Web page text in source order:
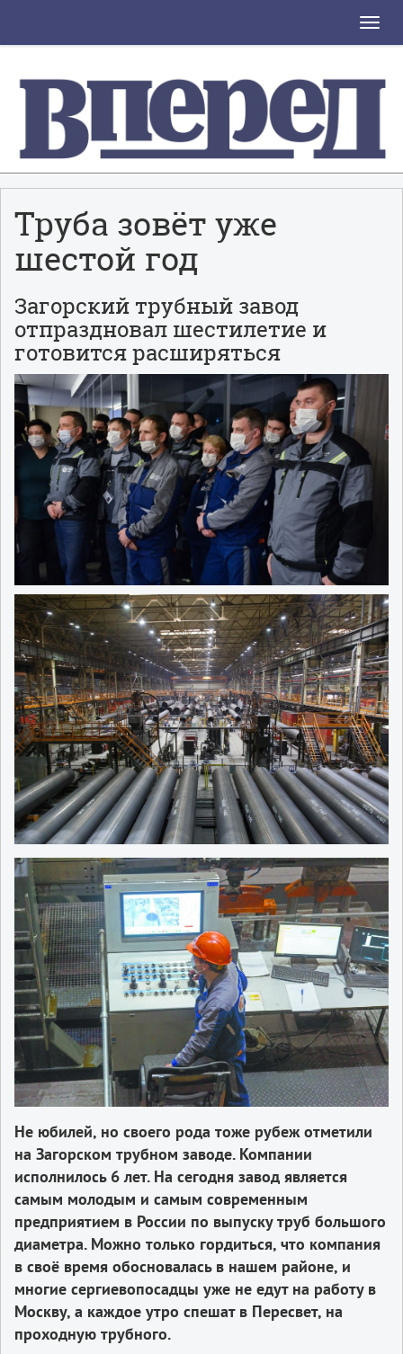
Toggle
Труба зовёт уже
шестой год
Загорский трубный завод
отпраздновал шестилетие и
готовится расширяться
Не юбилей, но своего рода тоже рубеж отметили
на Загорском трубном заводе. Компании
исполнилось 6 лет. На сегодня завод является
самым молодым и самым современным
предприятием в России по выпуску труб большого
диаметра. Можно только гордиться, что компания
в своё время обосновалась в нашем районе, и
многие сергиевопосадцы уже не едут на работу в
Москву, а каждое утро спешат в Пересвет, на
проходную трубного.